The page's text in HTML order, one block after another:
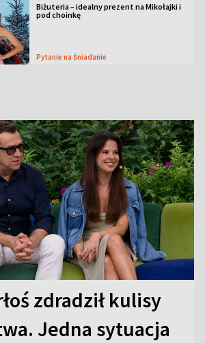
Biżuteria – idealny prezent na Mikołajki i
pod choinkę
Pytanie na Śniadanie
zdradził kulisy
Jedna sytuacja